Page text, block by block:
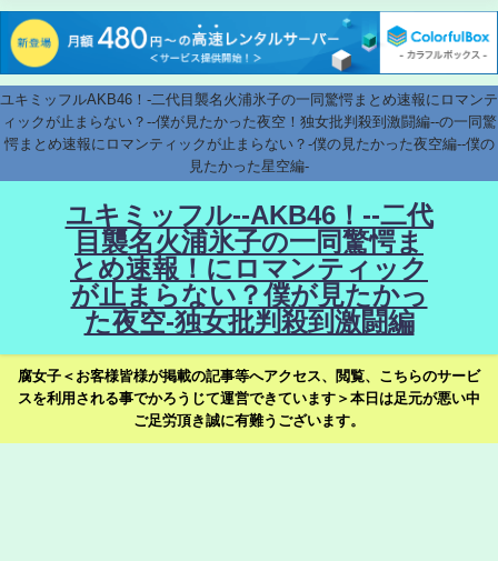
ユキミッフルAKB46！-二代目襲名火浦氷子の一同驚愕まとめ速報にロマンテ
ィックが止まらない？--僕が見たかった夜空！独女批判殺到激闘編--の一同驚
愕まとめ速報にロマンティックが止まらない？-僕の見たかった夜空編--僕の
見たかった星空編-
ユキミッフル--AKB46！--二代
目襲名火浦氷子の一同驚愕ま
とめ速報！にロマンティック
が止まらない？僕が見たかっ
た夜空-独女批判殺到激闘編
腐女子＜お客様皆様が掲載の記事等へアクセス、閲覧、こちらのサービ
スを利用される事でかろうじて運営できています＞本日は足元が悪い中
ご足労頂き誠に有難うございます。